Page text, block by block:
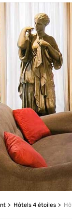
Hôtels 4 étoiles